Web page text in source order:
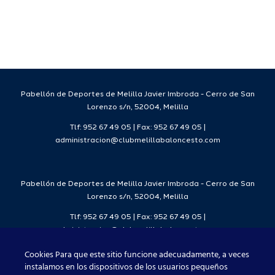
Pabellón de Deportes de Melilla Javier Imbroda - Cerro de San
Lorenzo s/n, 52004, Melilla
Tlf: 952 67 49 05 | Fax: 952 67 49 05 |
administracion@clubmelillabaloncesto.com
Pabellón de Deportes de Melilla Javier Imbroda - Cerro de San
Lorenzo s/n, 52004, Melilla
Tlf: 952 67 49 05 | Fax: 952 67 49 05 |
Cookies Para que este sitio funcione adecuadamente, a veces
instalamos en los dispositivos de los usuarios pequeños